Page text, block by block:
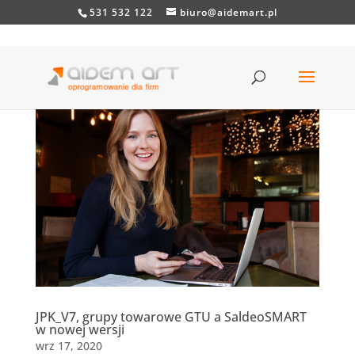
531 532 122 biuro@aidemart.pl
JPK_V7, grupy towarowe GTU a SaldeoSMART
w nowej wersji
wrz 17, 2020